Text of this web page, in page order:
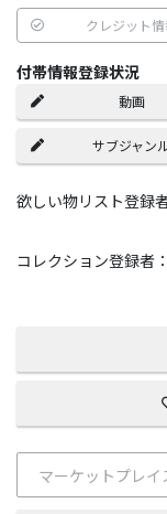
クレジット
付帯情報登録状況
動画
サブジャン
欲しい物リスト登録
コレクション登録者：
マーケットプレイ